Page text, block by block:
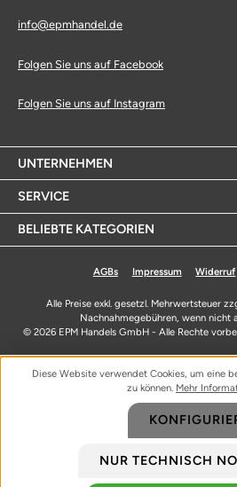
info@epmhandel.de
Folgen Sie uns auf Facebook
Folgen Sie uns auf Instagram
UNTERNEHMEN
SERVICE
BELIEBTE KATEGORIEN
AGBs Impressum Widerruf
Alle Preise exkl. gesetzl. Mehrwertsteuer
Nachnahmegebühren, wenn nicht
© 2026 EPM Handels GmbH - Alle Rechte
Diese Website verwendet Cookies, um eine
zu können. Mehr
NUR TECHNISCH